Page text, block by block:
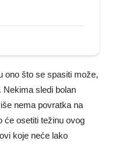
ono što se spasiti može,
Nekima sledi bolan
nema povratka na
će osetiti težinu ovog
koje neće lako